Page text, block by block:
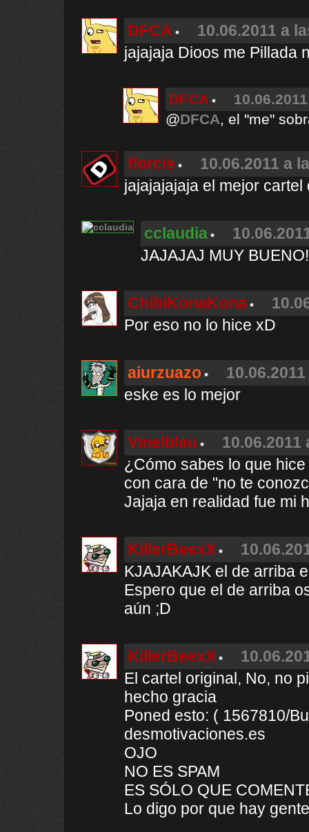
DFCA
10.06.2011 a
jajajaja Dioos me Pillada
DFCA
@DFCA, el "me"
florcis
10.06.2011 a
jajajajajaja el mejor
cclaudia
JAJAJAJ MUY BUENO!
ChibiKonaKona
Por eso no lo hice xD
aiurzuazo
eske es lo mejor
Vmelblau
10.06.2011
¿Cómo sabes lo que
con cara de "no te
Jajaja en realidad fue mi
KillerBeexX
KJAJAKAJK el de arriba
Espero que el de arriba
aún ;D
KillerBeexX
El cartel original, No, no
hecho gracia
Poned esto: ( 1567810/
desmotivaciones.es
OJO
NO ES SPAM
ES SÓLO QUE
Lo digo por que hay